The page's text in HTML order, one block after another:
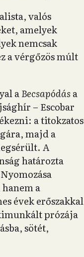
valós
amelyek
nemcsak
a vérgőzös múlt
aBecsapódása
– Escobar
a titokzatos
majd a
A
határozta
a
évek erőszakkal
prózája
sötét,